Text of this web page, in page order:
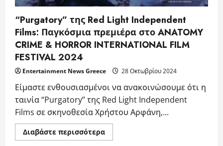
“Purgatory” της Red Light Independent
Films: Παγκόσμια πρεμιέρα στο ANATOMY
CRIME & HORROR INTERNATIONAL FILM
FESTIVAL 2024
Entertainment News Greece 28 Οκτωβρίου 2024
Είμαστε ενθουσιασμένοι να ανακοινώσουμε ότι η
ταινία “Purgatory” της Red Light Independent
Films σε σκηνοθεσία Χρήστου Αρφάνη,...
Διαβάστε περισσότεραRead
more